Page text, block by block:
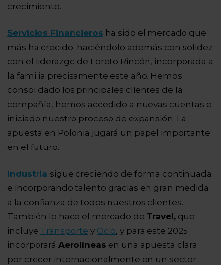
crecimiento.
Servicios Financieros ha sido el mercado que
más ha crecido, haciéndolo además con solidez
con el liderazgo de Loreto Rincón, incorporada a
la familia precisamente este año. Hemos
consolidado los principales clientes de la
compañía, hemos accedido a nuevas cuentas e
iniciado nuestro proceso de expansión. La
apuesta en Polonia jugará un papel importante
en el futuro.
Industria sigue creciendo de forma continuada
e incorporando talento gracias en gran medida
a la confianza de todos nuestros clientes.
También lo hace el mercado de Travel, que
incluye Transporte y Ocio, y para este 2025
incorporará Aerolíneas en una apuesta clara
por crecer internacionalmente en un sector